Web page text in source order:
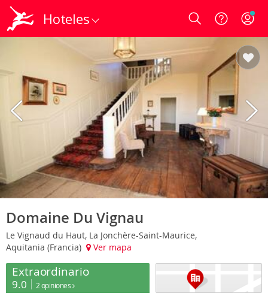
Hoteles Login
Domaine Du Vignau
Le Vignaud du Haut, La Jonchère-Saint-Maurice,
Aquitania (Francia)
Ver mapa
Extraordinario
9.0 2 opiniones